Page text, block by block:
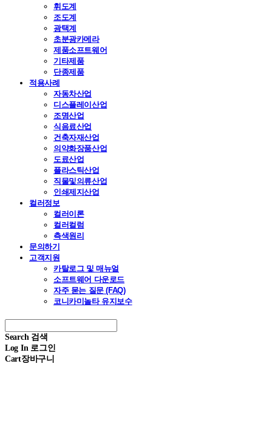
휘도계
조도계
광택계
초분광카메라
제품소프트웨어
기타제품
단종제품
적용사례
자동차산업
디스플레이산업
조명산업
식음료산업
건축자재산업
의약화장품산업
도료산업
플라스틱산업
직물및의류산업
인쇄제지산업
컬러정보
컬러이론
컬러컬럼
측색원리
문의하기
고객지원
카탈로그 및 매뉴얼
소프트웨어 다운로드
자주 묻는 질문 (FAQ)
코니카미놀타 유지보수
Search 검색
Log In 로그인
Cart장바구니